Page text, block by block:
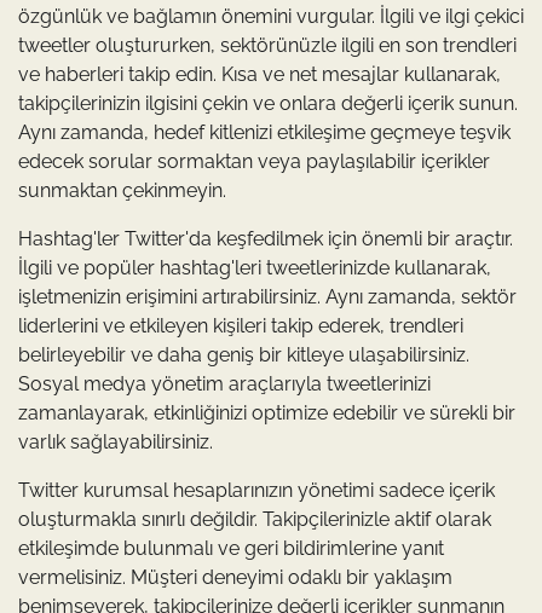
özgünlük ve bağlamın önemini vurgular. İlgili ve ilgi çekici
tweetler oluştururken, sektörünüzle ilgili en son trendleri
ve haberleri takip edin. Kısa ve net mesajlar kullanarak,
takipçilerinizin ilgisini çekin ve onlara değerli içerik sunun.
Aynı zamanda, hedef kitlenizi etkileşime geçmeye teşvik
edecek sorular sormaktan veya paylaşılabilir içerikler
sunmaktan çekinmeyin.
Hashtag'ler Twitter'da keşfedilmek için önemli bir araçtır.
İlgili ve popüler hashtag'leri tweetlerinizde kullanarak,
işletmenizin erişimini artırabilirsiniz. Aynı zamanda, sektör
liderlerini ve etkileyen kişileri takip ederek, trendleri
belirleyebilir ve daha geniş bir kitleye ulaşabilirsiniz.
Sosyal medya yönetim araçlarıyla tweetlerinizi
zamanlayarak, etkinliğinizi optimize edebilir ve sürekli bir
varlık sağlayabilirsiniz.
Twitter kurumsal hesaplarınızın yönetimi sadece içerik
oluşturmakla sınırlı değildir. Takipçilerinizle aktif olarak
etkileşimde bulunmalı ve geri bildirimlerine yanıt
vermelisiniz. Müşteri deneyimi odaklı bir yaklaşım
benimseyerek, takipçilerinize değerli içerikler sunmanın